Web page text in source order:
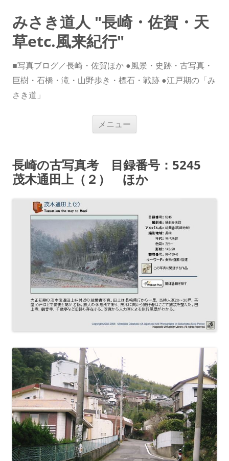
みさき道人 "長崎・佐賀・天
草etc.風来紀行"
■写真ブログ／長崎・佐賀ほか ●風景・史跡・古写真・
巨樹・石橋・滝・山野歩き・標石・戦跡 ●江戸期の「み
さき道」
メニュー
ス
キ
ッ
プ
長崎の古写真考 目録番号：5245
茂木通田上（２） ほか